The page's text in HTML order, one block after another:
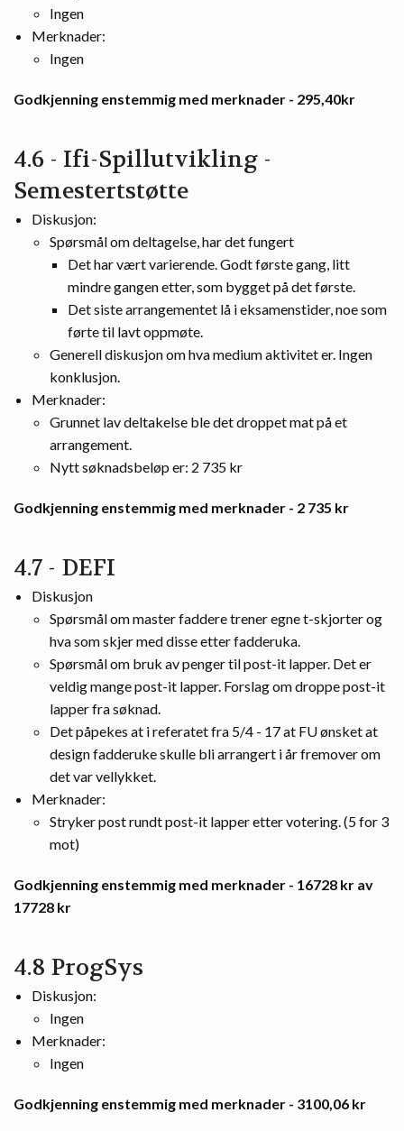
Ingen
Merknader:
Ingen
Godkjenning enstemmig med merknader - 295,40kr
4.6 - Ifi-Spillutvikling -
Semestertstøtte
Diskusjon:
Spørsmål om deltagelse, har det fungert
Det har vært varierende. Godt første gang, litt
mindre gangen etter, som bygget på det første.
Det siste arrangementet lå i eksamenstider, noe som
førte til lavt oppmøte.
Generell diskusjon om hva medium aktivitet er. Ingen
konklusjon.
Merknader:
Grunnet lav deltakelse ble det droppet mat på et
arrangement.
Nytt søknadsbeløp er: 2 735 kr
Godkjenning enstemmig med merknader - 2 735 kr
4.7 - DEFI
Diskusjon
Spørsmål om master faddere trener egne t-skjorter og
hva som skjer med disse etter fadderuka.
Spørsmål om bruk av penger til post-it lapper. Det er
veldig mange post-it lapper. Forslag om droppe post-it
lapper fra søknad.
Det påpekes at i referatet fra 5/4 - 17 at FU ønsket at
design fadderuke skulle bli arrangert i år fremover om
det var vellykket.
Merknader:
Stryker post rundt post-it lapper etter votering. (5 for 3
mot)
Godkjenning enstemmig med merknader - 16728 kr av
17728 kr
4.8 ProgSys
Diskusjon:
Ingen
Merknader:
Ingen
Godkjenning enstemmig med merknader - 3100,06 kr